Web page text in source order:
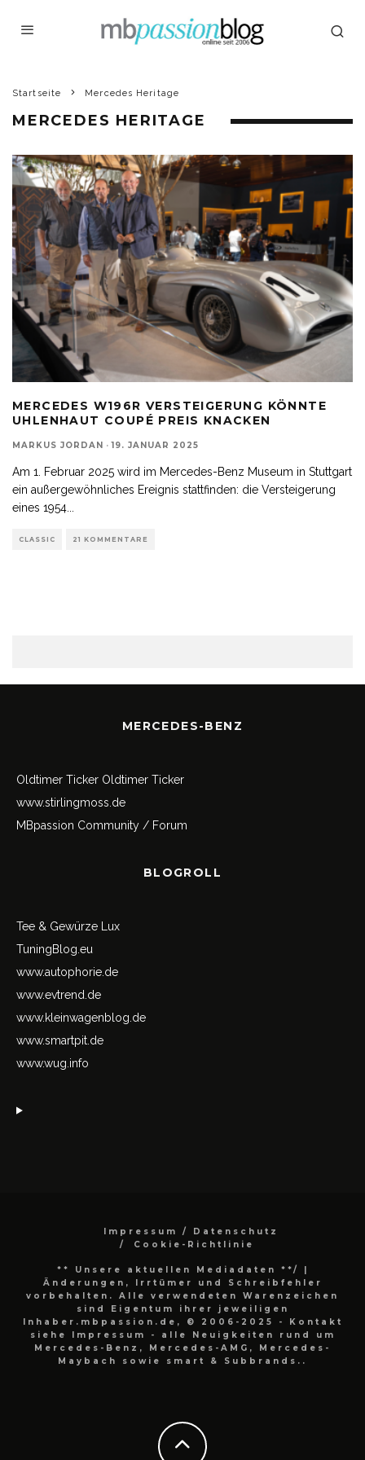
Startseite Mercedes Heritage
MERCEDES HERITAGE
MERCEDES W196R VERSTEIGERUNG KÖNNTE
UHLENHAUT COUPÉ PREIS KNACKEN
MARKUS JORDAN · 19. JANUAR 2025
Am 1. Februar 2025 wird im Mercedes-Benz Museum in Stuttgart
ein außergewöhnliches Ereignis stattfinden: die Versteigerung
eines 1954
CLASSIC 21 KOMMENTARE
MERCEDES-BENZ
Oldtimer Ticker Oldtimer Ticker
www.stirlingmoss.de
MBpassion Community / Forum
BLOGROLL
Tee & Gewürze Lux
TuningBlog.eu
www.autophorie.de
www.evtrend.de
www.kleinwagenblog.de
www.smartpit.de
www.wug.info
Impressum / Datenschutz
Cookie-Richtlinie
** Unsere aktuellen Mediadaten **/
|
Änderungen, Irrtümer und Schreibfehler
vorbehalten. Alle verwendeten Warenzeichen
sind Eigentum ihrer jeweiligen
Inhaber.mbpassion.de, © 2006-2025 - Kontakt
siehe Impressum - alle Neuigkeiten rund um
Mercedes-Benz, Mercedes-AMG, Mercedes-
Maybach sowie smart & Subbrands..